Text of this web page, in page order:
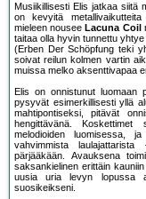
Musiikillisesti Elis jatkaa siitä
on kevyitä
mieleen nousee Lacuna Coil
taitaa olla hyvin tunnettu
(Erben Der Schöpfung teki
soivat reilun kolmen vartin
muissa melko aksenttivapaa
Elis on onnistunut luomaan
pysyvät esimerkillisesti yllä
mahtipontiseksi, pitävät
hengittävänä.
melodioiden luomisessa,
vahvimmista
pärjääkään. Avauksena
saksankielinen erittäin
uusia uria levyn lopussa
suosikeikseni.